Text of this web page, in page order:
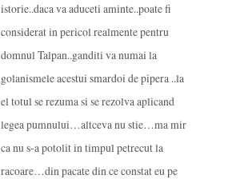
istorie..daca va aduceti aminte..poate fi
considerat in pericol realmente pentru
domnul Talpan..ganditi va numai la
golanismele acestui smardoi de pipera ..la
el totul se rezuma si se rezolva aplicand
legea pumnului…altceva nu stie…ma mir
ca nu s-a potolit in timpul petrecut la
racoare…din pacate din ce constat eu pe